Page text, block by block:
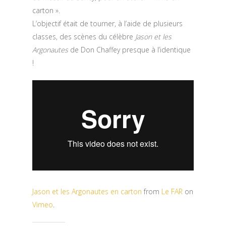
carton ».
L’objectif était de tourner, à l’aide de plusieurs
classes, des scènes du célèbre Jason et les
Argonautes de Don Chaffey presque à l’identique
!
Jason et les Argonautes en carton from Le FAR on
Vimeo.